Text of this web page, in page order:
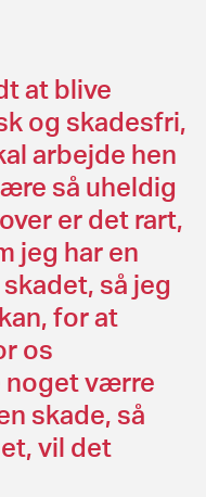
at blive
og skadesfri,
arbejde hen
så uheldig
er det rart,
jeg har en
så jeg
for at
os
noget værre
skade, så
vil det